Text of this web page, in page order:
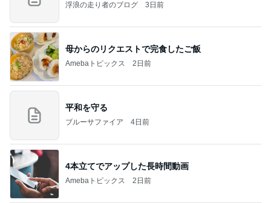
浮浪の走り者のブログ 3日前
母からのリクエストで完食したご飯
Amebaトピックス 2日前
平和を守る
ブルーサファイア 4日前
4本立てでアップした長時間動画
Amebaトピックス 2日前